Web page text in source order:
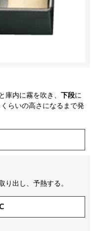
庫内に霧を吹き、 下段に
らいの高さになるまで発
り出し、予熱する。